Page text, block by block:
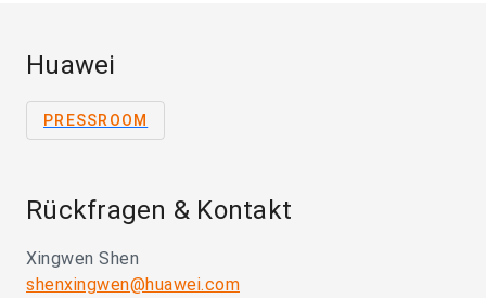
Huawei
PRESSROOM
Rückfragen & Kontakt
Xingwen Shen
shenxingwen@huawei.com